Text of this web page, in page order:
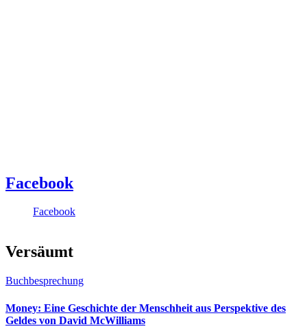
Facebook
Facebook
Versäumt
Buchbesprechung
Money: Eine Geschichte der Menschheit aus Perspektive des
Geldes von David McWilliams